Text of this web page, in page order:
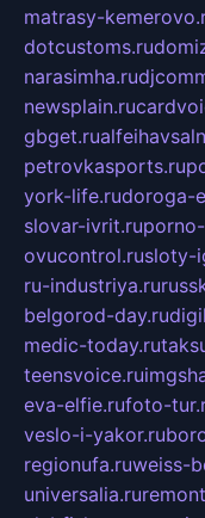
matrasy-
dotcustoms.ru
narasimha.ru
newsplain.ru
gbget.ru
petrovkasports.ru
york-life.rudoroga-
slovar-ivrit.ru
ovucontrol.rusloty-
ru-industriya.ru
belgorod-day.ru
medic-today.ru
teensvoice.ru
eva-elfie.rufoto-
veslo-i-yakor.ru
regionufa.ruweiss-
universalia.ru